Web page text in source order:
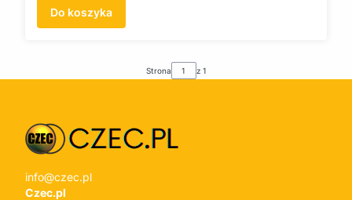
Do koszyka
Strona z 1
info@czec.pl
Czec.pl